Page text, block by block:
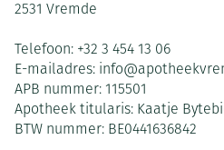
2531 Vremde
Telefoon: +32 3 454 13 06
E-mailadres: info@
APB nummer: 115501
Apotheek titularis: Kaatje
BTW nummer: BE0441636842